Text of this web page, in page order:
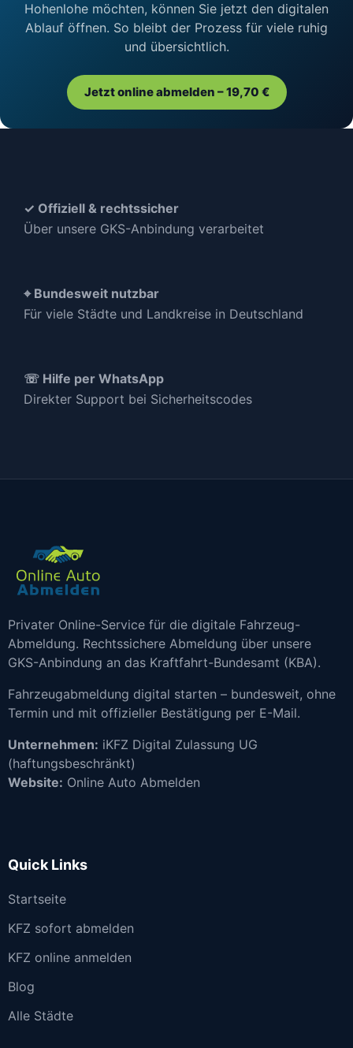
Hohenlohe möchten, können Sie jetzt den digitalen
Ablauf öffnen. So bleibt der Prozess für viele ruhig
und übersichtlich.
Jetzt online abmelden – 19,70 €
✓ Offiziell & rechtssicher
Über unsere GKS-Anbindung verarbeitet
⌖ Bundesweit nutzbar
Für viele Städte und Landkreise in Deutschland
☏ Hilfe per WhatsApp
Direkter Support bei Sicherheitscodes
Privater Online-Service für die digitale Fahrzeug-
Abmeldung. Rechtssichere Abmeldung über unsere
GKS-Anbindung an das Kraftfahrt-Bundesamt (KBA).
Fahrzeugabmeldung digital starten – bundesweit, ohne
Termin und mit offizieller Bestätigung per E-Mail.
Unternehmen: iKFZ Digital Zulassung UG
(haftungsbeschränkt)
Website: Online Auto Abmelden
Quick Links
Startseite
KFZ sofort abmelden
KFZ online anmelden
Blog
Alle Städte